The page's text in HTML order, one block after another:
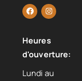
Heures
d'ouverture:
Lundi au